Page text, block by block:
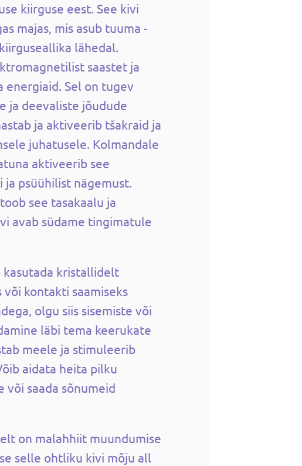
kiirguse eest. See kivi
majas, mis asub tuuma -
lähedal.
saastet ja
energiaid. Sel on tugev
ja deevaliste jõudude
ja aktiveerib tšakraid ja
juhatusele. Kolmandale
aktiveerib see
ja psüühilist nägemust.
see tasakaalu ja
avab südame tingimatule
kristallidelt
või kontakti saamiseks
olgu siis sisemiste või
läbi tema keerukate
meele ja stimuleerib
aidata heita pilku
või saada sõnumeid
on malahhiit muundumise
selle ohtliku kivi mõju all